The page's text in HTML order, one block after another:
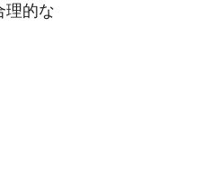
理的な